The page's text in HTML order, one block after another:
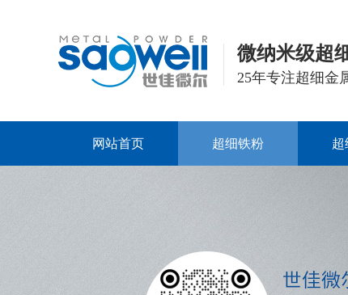
微纳米级超
25年专注超细金
网站首页 超细铁粉 超